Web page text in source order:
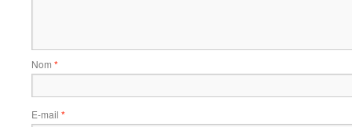
Nom *
E-mail *